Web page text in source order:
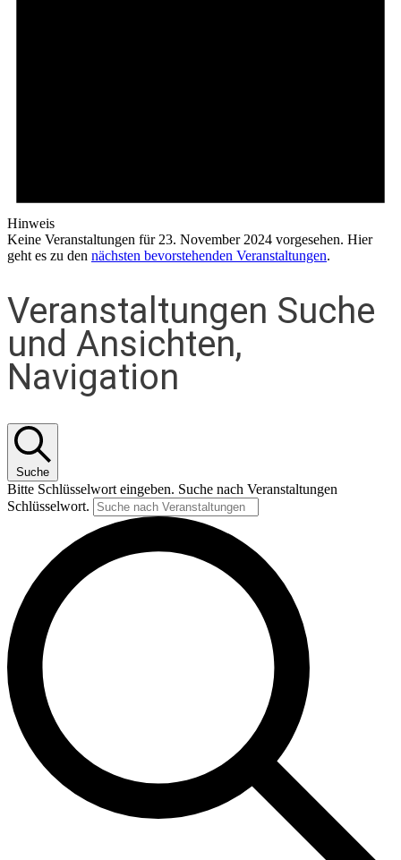
Hinweis
Keine Veranstaltungen für 23. November 2024 vorgesehen. Hier
geht es zu den nächsten bevorstehenden Veranstaltungen.
Veranstaltungen Suche
und Ansichten,
Navigation
Suche
Bitte Schlüsselwort eingeben. Suche nach Veranstaltungen
Schlüsselwort.